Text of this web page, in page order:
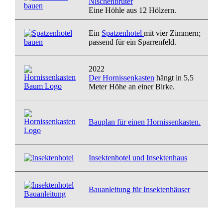
Eine Höhle aus 12 Hölzern.
Ein Spatzenhotel mit vier Zimmern;
passend für ein Sparrenfeld.
2022
Der Hornissenkasten hängt in 5,5
Meter Höhe an einer Birke.
Bauplan für einen Hornissenkasten.
Insektenhotel und Insektenhaus
Bauanleitung für Insektenhäuser